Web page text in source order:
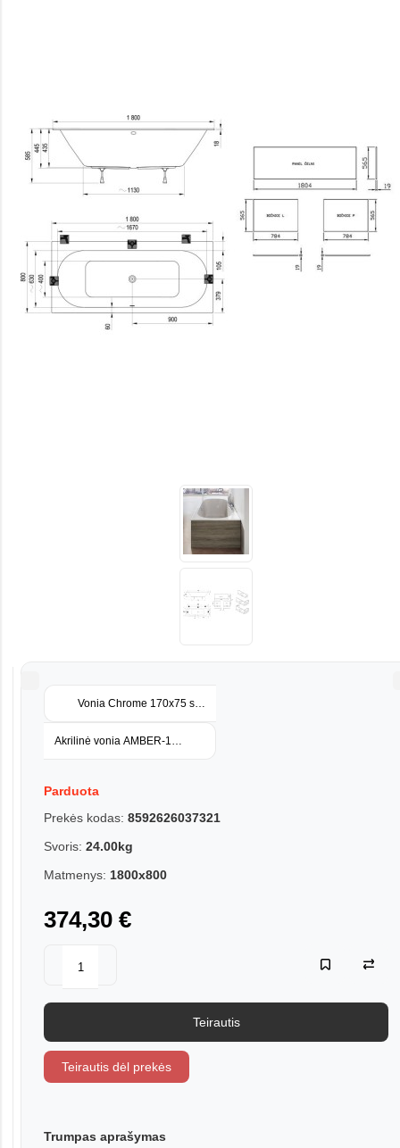
Vonia Chrome 170x75 sniego baltumo
Akrilinė vonia AMBER-130 130x130x52
Parduota
Prekės kodas: 8592626037321
Svoris: 24.00kg
Matmenys: 1800x800
374,30 €
Teirautis
Teirautis dėl prekės
Trumpas aprašymas